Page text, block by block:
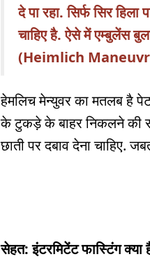
दे पा रहा. सिर्फ सिर
चाहिए है. ऐसे में एम्बुलेंस
(Heimlich Maneuvre)
हेमलिच मेन्युवर का मतलब है
के टुकड़े के बाहर निकलने की
छाती पर दबाव देना चाहिए.
सेहत: इंटरमिटेंट फास्टिंग